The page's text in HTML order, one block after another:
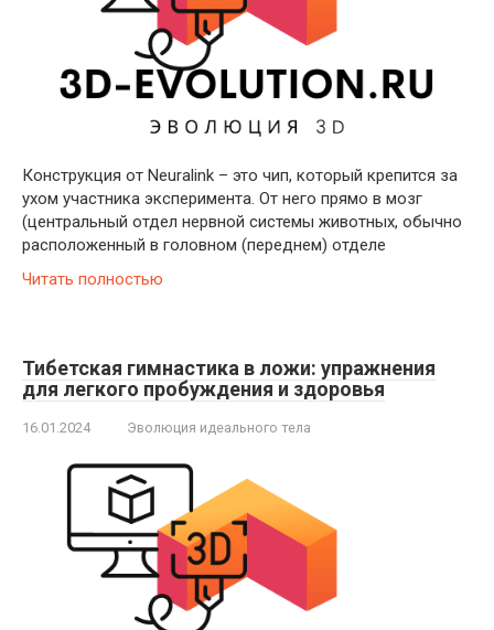
Конструкция от Neuralink – это чип, который крепится за
ухом участника эксперимента. От него прямо в мозг
(центральный отдел нервной системы животных, обычно
расположенный в головном (переднем) отделе
Читать полностью
Тибетская гимнастика в ложи: упражнения
для легкого пробуждения и здоровья
16.01.2024 Эволюция идеального тела